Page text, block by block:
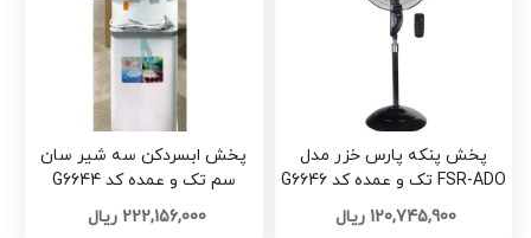
پخش پنکه پارس خزر مدل
FSR-ADO تک و عمده کد G6646
120,745,900 ریال
پخش ابسردکن سه شیر سان
سم تک و عمده کد G6644
222,156,000 ریال